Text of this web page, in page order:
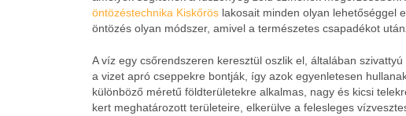
öntözéstechnika Kiskőrös lakosait minden olyan lehetőséggel
öntözés olyan módszer, amivel a természetes csapadékot
A víz egy csőrendszeren keresztül oszlik el, általában
a vizet apró cseppekre bontják, így azok egyenletesen
különböző méretű földterületekre alkalmas, nagy és kicsi
kert meghatározott területeire, elkerülve a felesleges